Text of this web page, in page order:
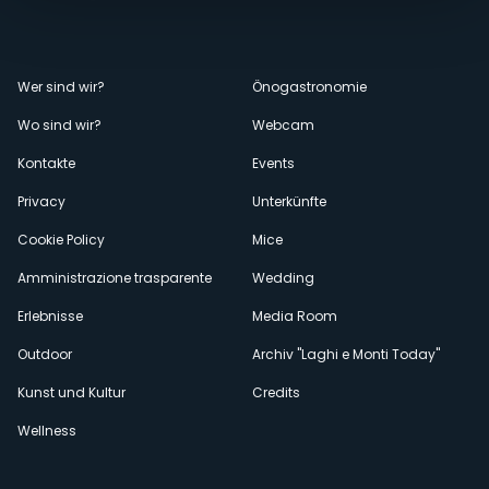
Menù
secondario
Wer sind wir?
Wo sind wir?
Kontakte
Privacy
Cookie Policy
Amministrazione trasparente
Erlebnisse
Outdoor
Kunst und Kultur
Wellness
Önogastronomie
Webcam
Events
Unterkünfte
Mice
Wedding
Media Room
Archiv "Laghi e Monti Today"
Credits